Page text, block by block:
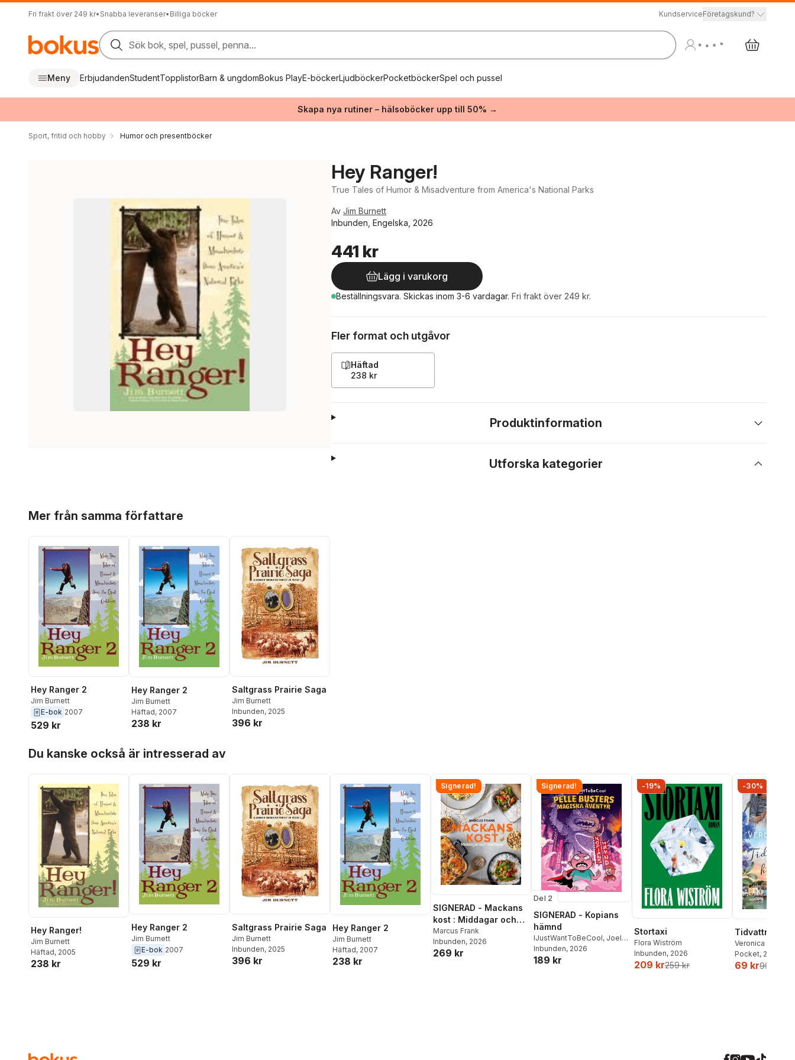
Fri frakt över 249 kr• Snabba leveranser• Billiga böcker KundserviceFöretagskund?
Sök bok, spel, pussel, penna...
Meny ErbjudandenStudentTopplistorBarn & ungdomBokus PlayE-böckerLjudböckerPocketböckerSpel och pussel
Skapa nya rutiner – hälsoböcker upp till 50% →
Sport, fritid och hobby Humor och presentböcker
Hey Ranger!
True Tales of Humor & Misadventure from America's National Parks
Av Jim Burnett
Inbunden, Engelska, 2026
441 kr
Lägg i varukorg
Beställningsvara. Skickas inom 3-6 vardagar. Fri frakt över 249 kr.
Fler format och utgåvor
Häftad
238 kr
Produktinformation
Utforska kategorier
Mer från samma författare
Hey Ranger 2
Jim Burnett
E-bok 2007
529 kr
Hey Ranger 2
Jim Burnett
Häftad, 2007
238 kr
Saltgrass Prairie Saga
Jim Burnett
Inbunden, 2025
396 kr
Du kanske också är intresserad av
Hey Ranger!
Jim Burnett
Häftad, 2005
238 kr
Hey Ranger 2
Jim Burnett
E-bok 2007
529 kr
Saltgrass Prairie Saga
Jim Burnett
Inbunden, 2025
396 kr
Hey Ranger 2
Jim Burnett
Häftad, 2007
238 kr
Signerad!
SIGNERAD - Mackans
kost : Middagar och
matlådor
Marcus Frank
Inbunden, 2026
269 kr
Signerad!
Del 2
SIGNERAD - Kopians
hämnd
IJustWantToBeCool, Joel
Adolphson,Emil Ejdemo
Beer ,Victor Beer
Inbunden, 2026
189 kr
-19%
Stortaxi
Flora Wiström
Inbunden, 2026
209 kr259 kr
-30%
Tidvattnets
Veronica Henry
Pocket, 2026
69 kr99 kr